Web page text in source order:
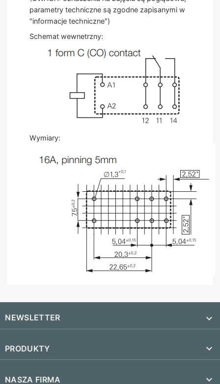
parametry techniczne są zgodne zapisanymi w
"informacje techniczne")
Schemat wewnetrzny:
Wymiary:
NEWSLETTER 
PRODUKTY 
NASZA FIRMA 